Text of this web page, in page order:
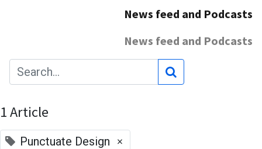
News feed and Podcasts
News feed and Podcasts
1 Article
Punctuate Design ×